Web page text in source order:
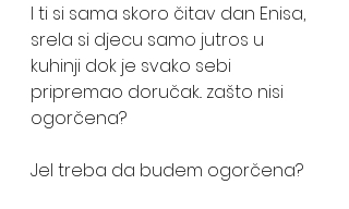
I ti si sama skoro čitav dan Enisa,
srela si djecu samo jutros u
kuhinji dok je svako sebi
pripremao doručak.. zašto nisi
ogorčena?
Jel treba da budem ogorčena?